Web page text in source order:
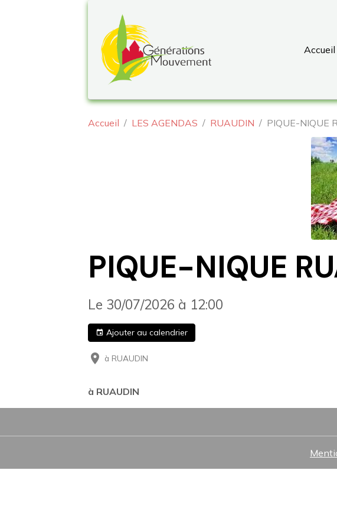
Accueil
Accueil LES AGENDAS RUAUDIN PIQUE-NIQUE
PIQUE-NIQUE
Le 30/07/2026 à 12:00
Ajouter au calendrier
à RUAUDIN
à RUAUDIN